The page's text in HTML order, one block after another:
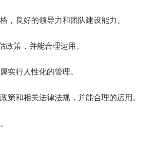
，良好的领导力和团队建设能力。
策，并能合理运用。
实行人性化的管理。
策和相关法律法规，并能合理的运用。